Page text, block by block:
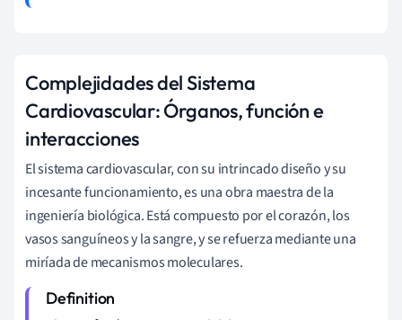
Complejidades del Sistema
Cardiovascular: Órganos, función e
interacciones
El sistema cardiovascular, con su intrincado diseño y su
incesante funcionamiento, es una obra maestra de la
ingeniería biológica. Está compuesto por el corazón, los
vasos sanguíneos y la sangre, y se refuerza mediante una
miríada de mecanismos moleculares.